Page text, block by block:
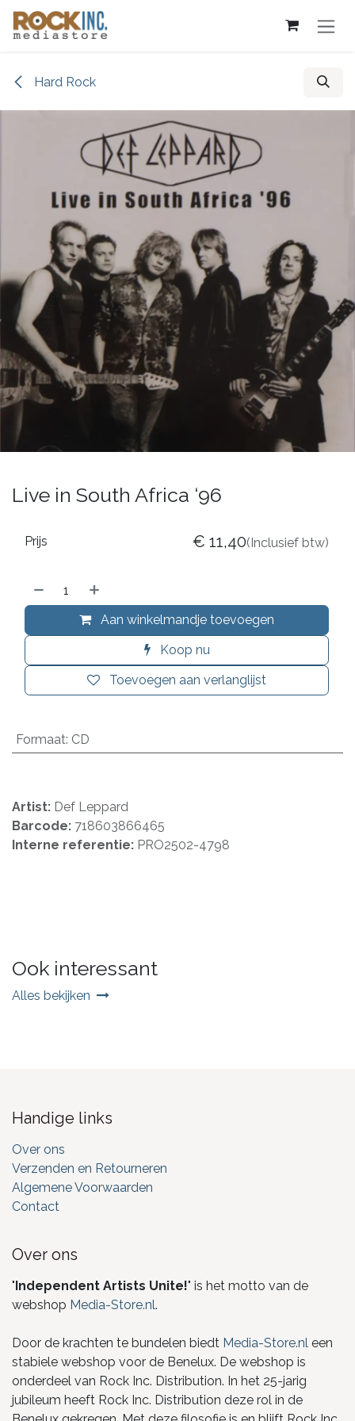
Overslaan naar inhoud
Hard Rock
Live in South Africa ‘96
Aan winkelmandje toevoegen
Koop nu
Toevoegen aan verlanglijst
Prijs € 11,40(Inclusief btw)
Formaat: CD
Artist: Def Leppard
Barcode: 718603866465
Interne referentie: PRO2502-4798
Ook interessant
Alles bekijken
Handige links
Over ons
Verzenden en Retourneren
Algemene Voorwaarden
Contact
Over ons
" Independent Artists Unite!" is het motto van de
webshop Media-Store.nl.
Door de krachten te bundelen biedt Media-Store.nl een
stabiele webshop voor de Benelux. De webshop is
onderdeel van Rock Inc. Distribution. In het 25-jarig
jubileum heeft Rock Inc. Distribution deze rol in de